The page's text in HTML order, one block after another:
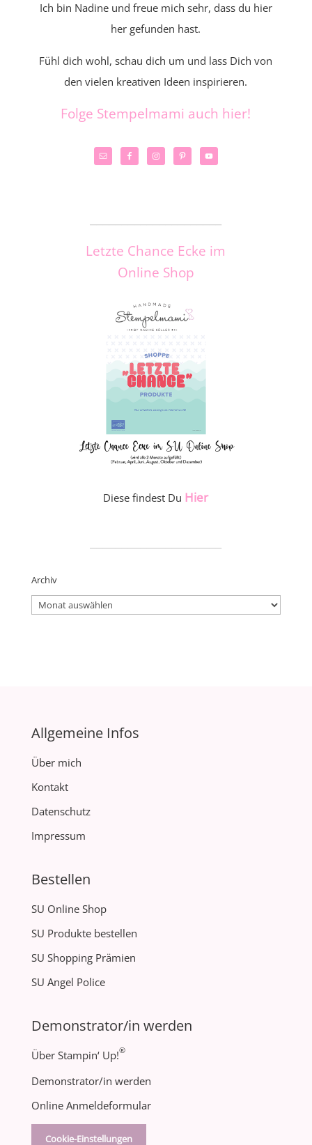
Ich bin Nadine und freue mich sehr, dass du hier
her gefunden hast.
Fühl dich wohl, schau dich um und lass Dich von
den vielen kreativen Ideen inspirieren.
Folge Stempelmami auch hier!
Letzte Chance Ecke im
Online Shop
Diese findest Du Hier
Archiv
Archiv
Allgemeine Infos
Über mich
Kontakt
Datenschutz
Impressum
Bestellen
SU Online Shop
SU Produkte bestellen
SU Shopping Prämien
SU Angel Police
Demonstrator/in werden
Über Stampin‘ Up!®
Demonstrator/in werden
Online Anmeldeformular
Cookie-Einstellungen